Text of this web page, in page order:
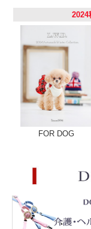
2024
FOR DOG